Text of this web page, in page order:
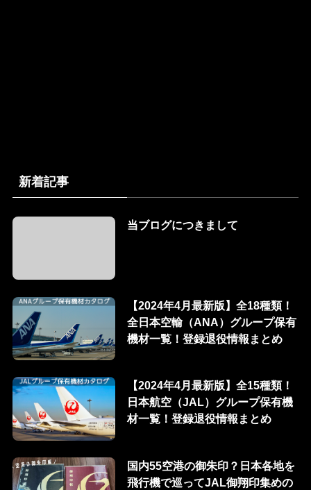
新着記事
当ブログにつきまして
【2024年4月最新版】全18種類！
全日本空輸（ANA）グループ保有
機材一覧！登録退役情報まとめ
【2024年4月最新版】全15種類！
日本航空（JAL）グループ保有機
材一覧！登録退役情報まとめ
国内55空港の御朱印？日本各地を
飛行機で巡ってJAL御翔印集めの